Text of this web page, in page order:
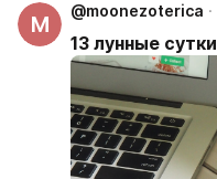
M
@moonezoterica
13 лунные сутки